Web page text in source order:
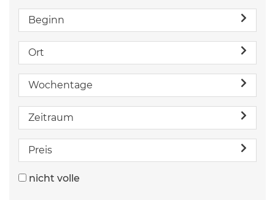
Beginn
Ort
Wochentage
Zeitraum
Preis
nicht volle